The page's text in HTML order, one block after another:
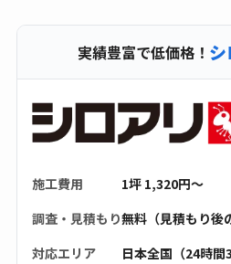
実績豊富で低価格！
施工費用
1坪 1,320円〜
調査・見積もり無料（見積もり後
対応エリア
日本全国（24時間